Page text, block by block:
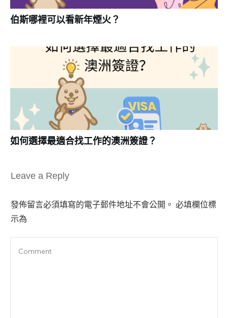
伯斯哪裡可以看新年煙火？
如何選擇最適合找工作的澳洲簽證？
Leave a Reply
發佈留言必須填寫的電子郵件地址不會公開。 必填欄位標
示為